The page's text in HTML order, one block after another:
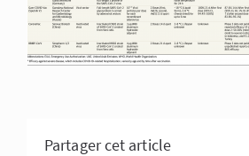
Partager cet article